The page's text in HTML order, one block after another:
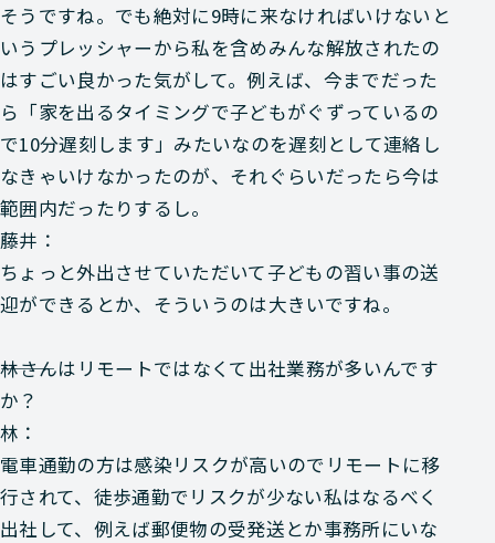
そうですね。でも絶対に9時に来なければいけないと
いうプレッシャーから私を含めみんな解放されたの
はすごい良かった気がして。例えば、今までだった
ら「家を出るタイミングで子どもがぐずっているの
で10分遅刻します」みたいなのを遅刻として連絡し
なきゃいけなかったのが、それぐらいだったら今は
範囲内だったりするし。
藤井：
ちょっと外出させていただいて子どもの習い事の送
迎ができるとか、そういうのは大きいですね。
―――林さんはリモートではなくて出社業務が多いんです
か？
林：
電車通勤の方は感染リスクが高いのでリモートに移
行されて、徒歩通勤でリスクが少ない私はなるべく
出社して、例えば郵便物の受発送とか事務所にいな